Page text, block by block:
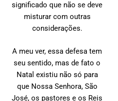
significado que não se deve
misturar com outras
considerações.
A meu ver, essa defesa tem
seu sentido, mas de fato o
Natal existiu não só para
que Nossa Senhora, São
José, os pastores e os Reis